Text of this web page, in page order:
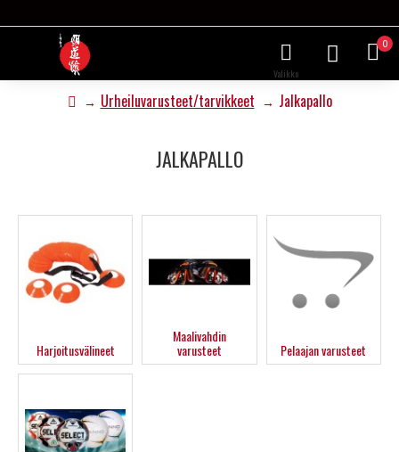
0
Urheiluvarusteet/tarvikkeet Jalkapallo
JALKAPALLO
Harjoitusvälineet
Maalivahdin
varusteet Pelaajan varusteet